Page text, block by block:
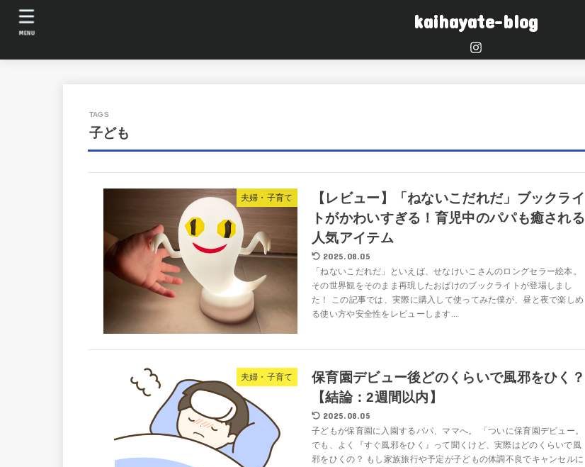
kaihayate-blog
MENU
子ども
夫婦・子育て
【レビュー】「ねないこだれだ」ブックライ
トがかわいすぎる！育児中のパパも癒される
人気アイテム
2025.08.05
「ねないこだれだ」といえば、せなけいこさんのロングセラー絵本。
その世界観をそのまま再現したおばけのブックライトが登場しまし
た！ この記事では、実際に購入して使ってみた僕が、昼と夜で楽しめ
る使い方や安全性をレビューします...
夫婦・子育て
保育園デビュー後どのくらいで風邪をひく？
【結論：2週間以内】
2025.08.05
子どもが保育園に入園するパパ、ママへ。 「ついに保育園デビュー。
でも、よく『すぐ風邪をひく』って聞くけど、実際はどのくらいで風
邪をひくの？ もし家族旅行や予定が子どもの体調不良でキャンセルに